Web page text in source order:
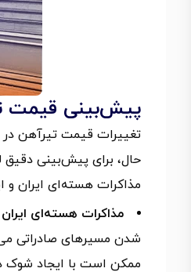
پیش‌بینی قیمت
حال، برای پیش‌بینی دقیق
مذاکرات هسته‌ای ایران و
مذاکرات هسته‌ای ایران
شدن مسیرهای صادراتی
ممکن است با ایجاد شوک در